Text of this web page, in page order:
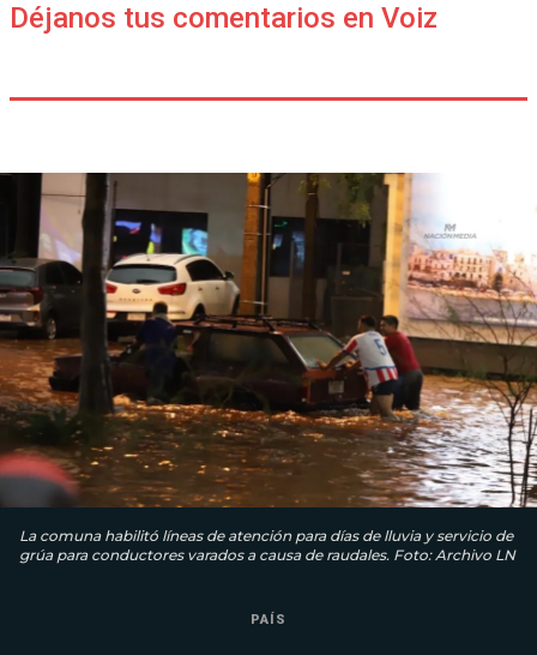
Déjanos tus comentarios en Voiz
La comuna habilitó líneas de atención para días de lluvia y servicio de
grúa para conductores varados a causa de raudales. Foto: Archivo LN
PAÍS